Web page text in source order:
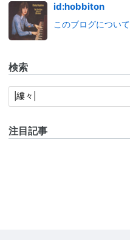
id:hobbiton
このブログについて
検索
注目記事